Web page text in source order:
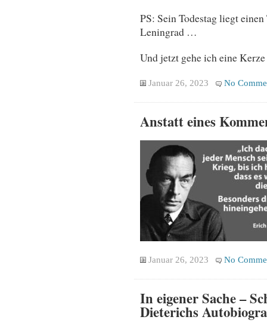
PS: Sein Todestag liegt
Leningrad …
Und jetzt gehe ich eine
Januar 26, 2023 No
Anstatt eines
Januar 26, 2023 No
In eigener Sache –
Dieterichs